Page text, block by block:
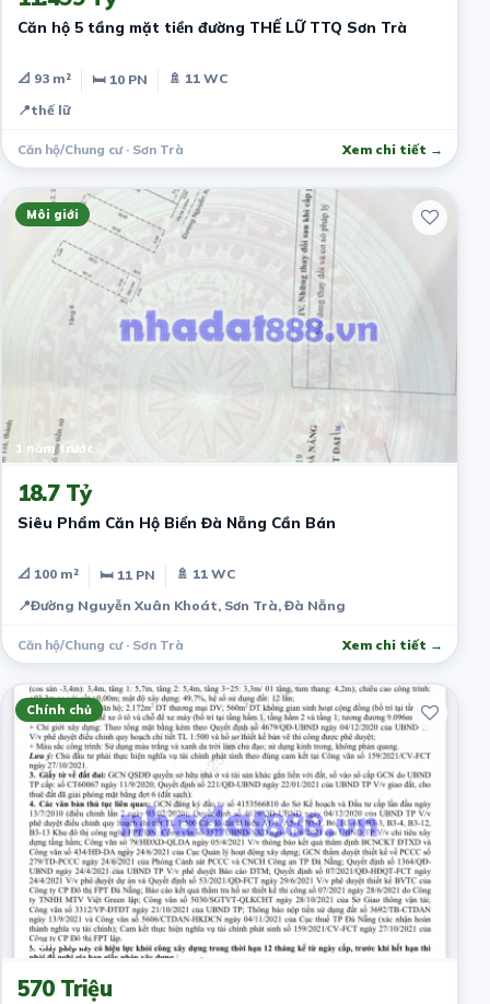
Căn hộ 5 tầng mặt tiền đường THẾ LỮ TTQ Sơn Trà
📐 93 m² 🛏 10 PN
🚿 11 WC
📍thế lữ
Căn hộ/Chung cư · Sơn Trà Xem chi tiết →
Môi giới
1 năm trước
18.7 Tỷ
Siêu Phẩm Căn Hộ Biển Đà Nẵng Cần Bán
📐 100 m² 🛏 11 PN
🚿 11 WC
📍Đường Nguyễn Xuân Khoát, Sơn Trà, Đà Nẵng
Căn hộ/Chung cư · Sơn Trà Xem chi tiết →
Chính chủ
2 năm trước
570 Triệu